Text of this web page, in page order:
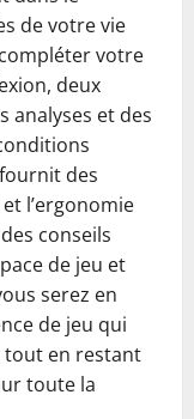
de votre vie
votre
deux
analyses et des
des
l’ergonomie
conseils
de jeu et
serez en
de jeu qui
tout en restant
toute la